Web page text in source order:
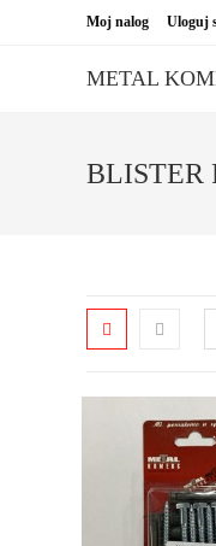
Moj nalog Uloguj
METAL
BLISTER